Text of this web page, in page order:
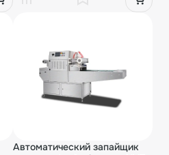
Автоматический запайщик